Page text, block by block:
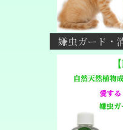
嫌虫ガード・